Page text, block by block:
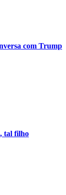
com Trump
tal filho